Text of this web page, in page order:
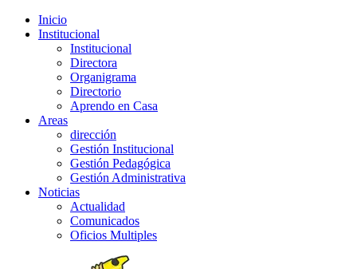
Inicio
Institucional
Institucional
Directora
Organigrama
Directorio
Aprendo en Casa
Areas
dirección
Gestión Institucional
Gestión Pedagógica
Gestión Administrativa
Noticias
Actualidad
Comunicados
Oficios Multiples